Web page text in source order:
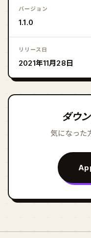
バージョン
1.1.0
リリース日
2021年11月28日
ダウ
気になった